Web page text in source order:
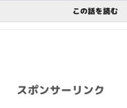
この話を読む
スポンサーリンク